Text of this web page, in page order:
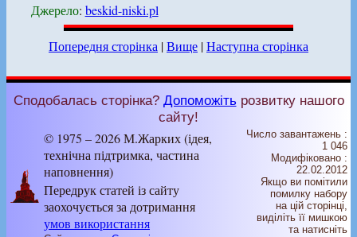
Джерело: beskid-niski.pl
Попередня сторінка |Вище |Наступна сторінка
Сподобалась сторінка? Допоможіть розвитку нашого
сайту!
© 1975 – 2026 М.Жарких (ідея,
технічна підтримка, частина
наповнення)
Передрук статей із сайту
заохочується за дотримання
умов використання
Число завантажень :
1 046
Модифіковано :
22.02.2012
Якщо ви помітили
помилку набору
на цiй сторiнцi,
видiлiть її мишкою
та натисніть